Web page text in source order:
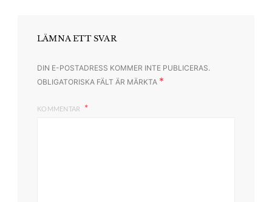
LÄMNA ETT SVAR
DIN E-POSTADRESS KOMMER INTE PUBLICERAS.
OBLIGATORISKA FÄLT ÄR MÄRKTA *
KOMMENTAR